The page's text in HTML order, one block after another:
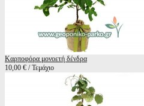
Καρποφόρα μονοετή δένδρα
10,00 € / Τεμάχιο